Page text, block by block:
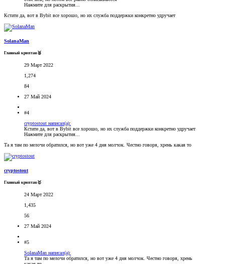
Нажмите для раскрытия...
Кстати да, вот в Bybit все хорошо, но их служба поддержки конкретно удручает
SolanaMan
Главный криптан🥈
29 Март 2022
1,274
84
27 Май 2024
#4
cryptostout написал(а):
Кстати да, вот в Bybit все хорошо, но их служба поддержки конкретно удручает
Нажмите для раскрытия...
Та я там по мелочи обратился, но вот уже 4 дня молчок. Честно говоря, хрень какая то
cryptostout
Главный криптан🥇
24 Март 2022
1,435
56
27 Май 2024
#5
SolanaMan написал(а):
Та я там по мелочи обратился, но вот уже 4 дня молчок. Честно говоря, хрень